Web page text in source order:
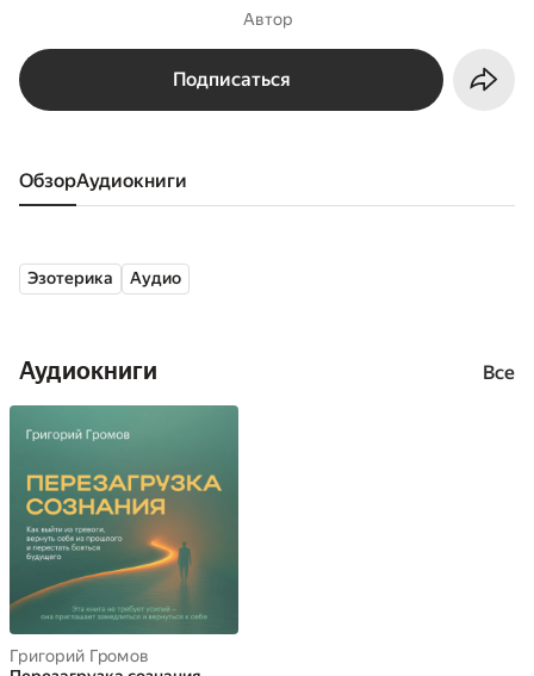
Автор
Подписаться
Обзор аудиокниги
Эзотерика Аудио
Аудиокниги Все
Григорий Громов